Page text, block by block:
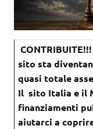
sito sta
quasi totale
Il sito Italia e il
finanziamenti
aiutarci a